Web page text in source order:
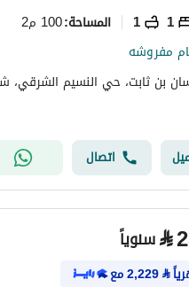
1
1 المساحة:100 م2
مفروشه
بن ثابت، حي النسيم الشرقي،
اتصال
⃁سنوياً
⃁
2,229مع